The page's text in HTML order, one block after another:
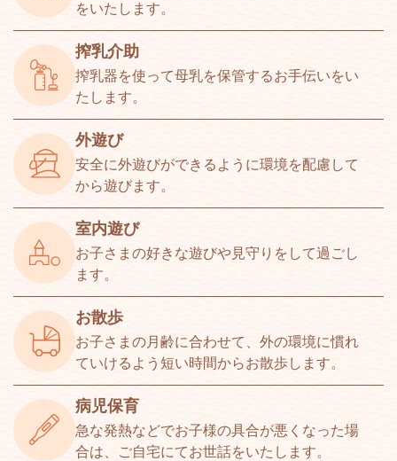
をいたします。
搾乳介助
搾乳器を使って母乳を保管するお手伝いをい
たします。
外遊び
安全に外遊びができるように環境を配慮して
から遊びます。
室内遊び
お子さまの好きな遊びや見守りをして過ごし
ます。
お散歩
お子さまの月齢に合わせて、外の環境に慣れ
ていけるよう短い時間からお散歩します。
病児保育
急な発熱などでお子様の具合が悪くなった場
合は、ご自宅にてお世話をいたします。